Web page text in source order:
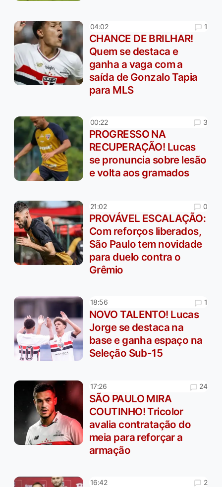
04:02 1
CHANCE DE BRILHAR!
Quem se destaca e
ganha a vaga com a
saída de Gonzalo Tapia
para MLS
00:22 3
PROGRESSO NA
RECUPERAÇÃO! Lucas
se pronuncia sobre lesão
e volta aos gramados
21:02 0
PROVÁVEL ESCALAÇÃO:
Com reforços liberados,
São Paulo tem novidade
para duelo contra o
Grêmio
18:56 1
NOVO TALENTO! Lucas
Jorge se destaca na
base e ganha espaço na
Seleção Sub-15
17:26 24
SÃO PAULO MIRA
COUTINHO! Tricolor
avalia contratação do
meia para reforçar a
armação
16:42 2